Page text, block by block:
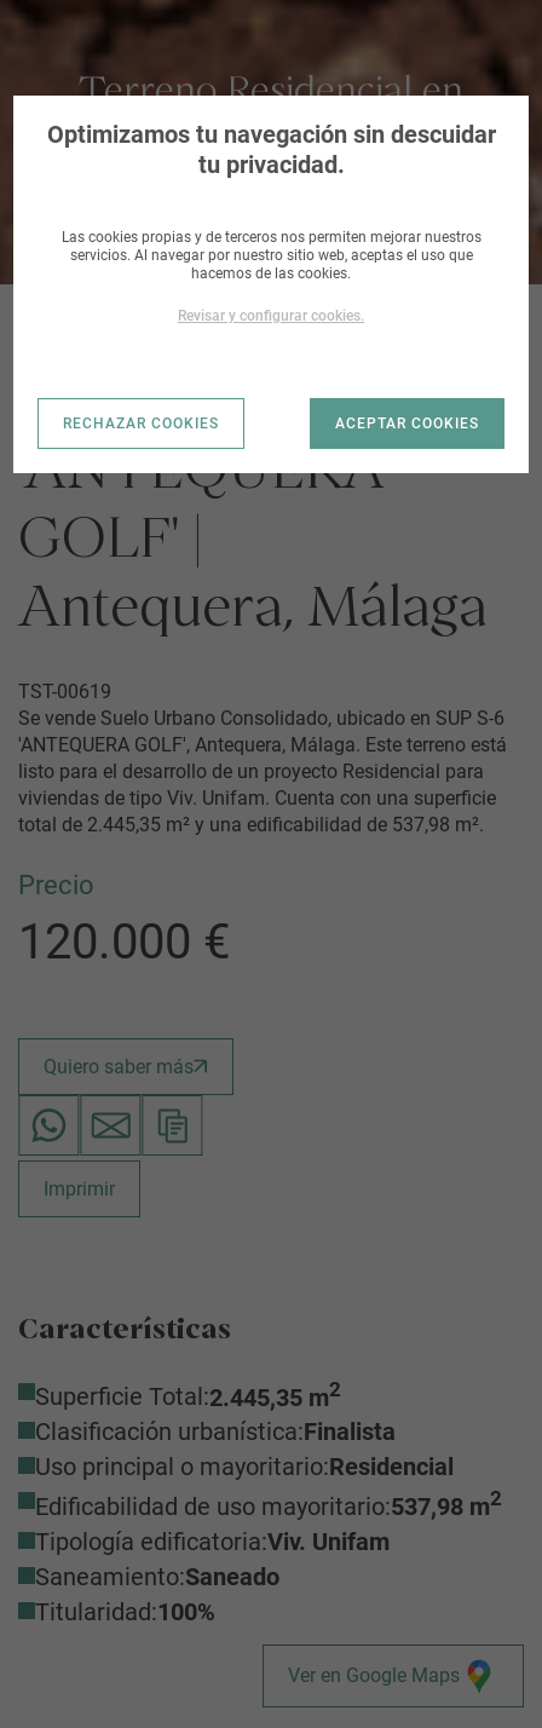
Terreno Residencial en
Antequera, Málaga
SUP S-6
'ANTEQUERA
GOLF' |
Antequera, Málaga
TST-00619
Se vende Suelo Urbano Consolidado, ubicado en SUP S-6
'ANTEQUERA GOLF', Antequera, Málaga. Este terreno está
listo para el desarrollo de un proyecto Residencial para
viviendas de tipo Viv. Unifam. Cuenta con una superficie
total de 2.445,35 m² y una edificabilidad de 537,98 m².
Precio
120.000 €
Quiero saber más
Imprimir
Características
Superficie Total:2.445,35 m2
Clasificación urbanística:Finalista
Uso principal o mayoritario:Residencial
Edificabilidad de uso mayoritario:537,98 m2
Tipología edificatoria:Viv. Unifam
Saneamiento:Saneado
Titularidad:100%
Ver en Google Maps
Optimizamos tu navegación sin descuidar
tu privacidad.
Las cookies propias y de terceros nos permiten mejorar nuestros
servicios. Al navegar por nuestro sitio web, aceptas el uso que
hacemos de las cookies.
Revisar y configurar cookies.
RECHAZAR COOKIES ACEPTAR COOKIES